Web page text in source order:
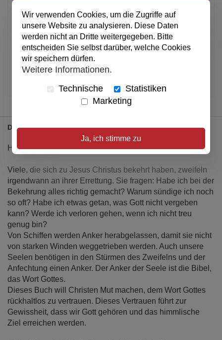
Alle Preise inkl. MwSt.
Details
Heilsgewissheit – Heilssicherheit
Viele, die sich zu Jesus Christus bekehrt haben, zweifeln
irgendwann an ihrer Errettung. Sie fragen: Habe ich bei der
Bekehrung alles richtig gemacht? Warum sündige ich noch
so oft? Habe ich etwas getan, was Gott nicht vergeben
kann? Werde ich verloren gehen, wenn ich nicht treu
genug bin?
Von Schiffen werden Anker herabgelassen, damit sie nicht
von starken Winden weggetrieben werden. Auch unsere
Seelen benötigen in den Stürmen des Zweifelns und der
Anfechtung einen Anker. Der Anker der Seele ist die Bibel,
das Wort Gottes.
Dieses Buch will Christen Mut machen, dem Wort Gottes
rückhaltlos zu vertrauen. Dieses Vertrauen führt zur
Gewissheit, dass wir Gott gehören und das himmlische
Ziel erreichen werden.
Wir verwenden Cookies, um die Zugriffe auf
unsere Website zu analysieren. Diese Daten
werden nicht an Dritte weitergegeben. Bitte
entscheiden Sie selbst darüber, welche Cookies
wir speichern dürfen.
Weitere Informationen.
Technische
Statistiken
Marketing
Ja, ich stimme zu